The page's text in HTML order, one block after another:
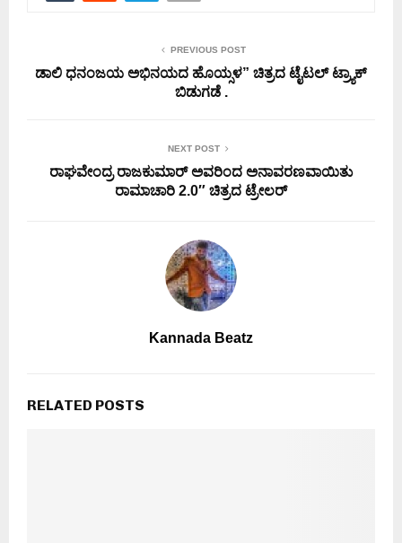
PREVIOUS POST
ಡಾಲಿ ಧನಂಜಯ ಅಭಿನಯದ ಹೊಯ್ಸಳ” ಚಿತ್ರದ ಟೈಟಲ್ ಟ್ರ್ಯಾಕ್
ಬಿಡುಗಡೆ .
NEXT POST
ರಾಘವೇಂದ್ರ ರಾಜಕುಮಾರ್ ಅವರಿಂದ ಅನಾವರಣವಾಯಿತು
ರಾಮಾಚಾರಿ 2.0″ ಚಿತ್ರದ ಟ್ರೇಲರ್
Kannada Beatz
RELATED POSTS